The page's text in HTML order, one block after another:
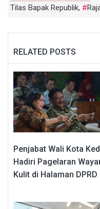
Tilas Bapak Republik,
RELATED POSTS
Penjabat Wali Kota
Hadiri Pagelaran
Kulit di Halaman DPRD